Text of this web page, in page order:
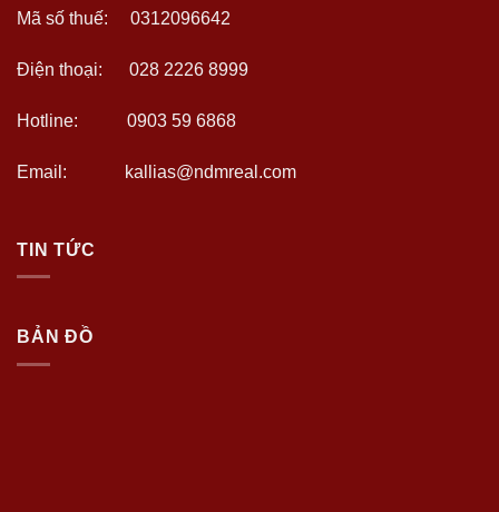
Mã số thuế: 0312096642
Điện thoại: 028 2226 8999
Hotline: 0903 59 6868
Email: kallias@ndmreal.com
TIN TỨC
BẢN ĐỒ